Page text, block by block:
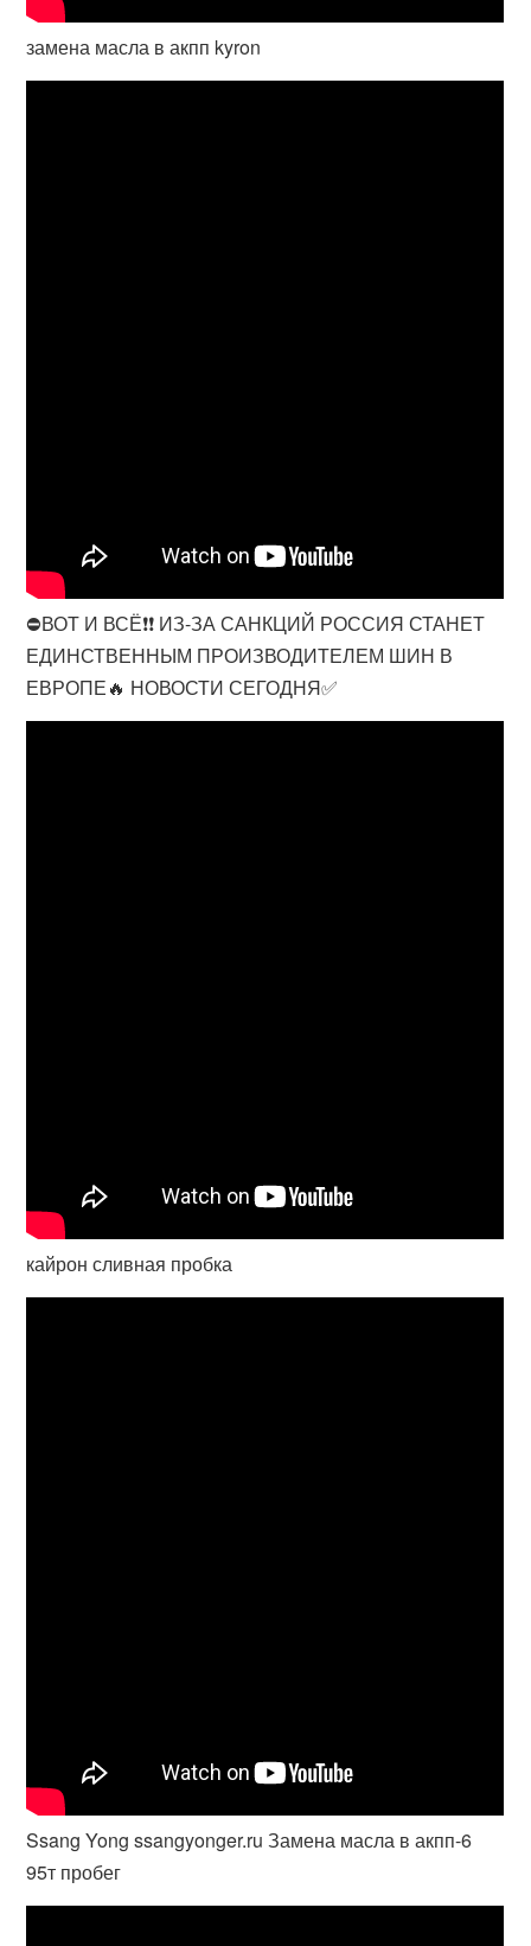
замена масла в акпп kyron
⛔️ВОТ И ВСЁ❗❗ ИЗ-ЗА САНКЦИЙ РОССИЯ СТАНЕТ
ЕДИНСТВЕННЫМ ПРОИЗВОДИТЕЛЕМ ШИН В
ЕВРОПЕ🔥 НОВОСТИ СЕГОДНЯ✅
кайрон сливная пробка
Ssang Yong ssangyonger.ru Замена масла в акпп-6
95т пробег